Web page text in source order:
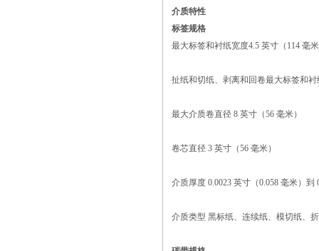
介质特性
标签规格
最大标签和衬纸宽度4.5 英寸（114 毫
扯纸和切纸、剥离和回卷最大标签和
最大介质卷直径 8 英寸（56 毫米）
卷芯直径 3 英寸（56 毫米）
介质厚度 0.0023 英寸（0.058 毫米）到
介质类型 黑标纸、连续纸、模切纸、